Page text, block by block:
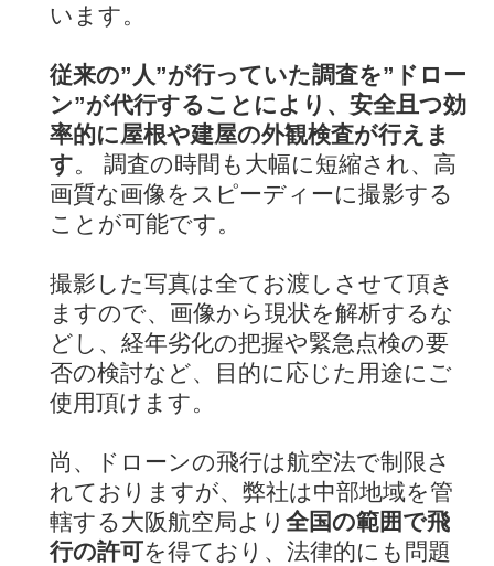
います。
従来の”人”が行っていた調査を”ドロー
ン”が代行することにより、安全且つ効
率的に屋根や建屋の外観検査が行えま
す。 調査の時間も大幅に短縮され、高
画質な画像をスピーディーに撮影する
ことが可能です。
撮影した写真は全てお渡しさせて頂き
ますので、画像から現状を解析するな
どし、経年劣化の把握や緊急点検の要
否の検討など、目的に応じた用途にご
使用頂けます。
尚、ドローンの飛行は航空法で制限さ
れておりますが、弊社は中部地域を管
轄する大阪航空局より 全国の範囲で飛
行の許可を得ており、法律的にも問題